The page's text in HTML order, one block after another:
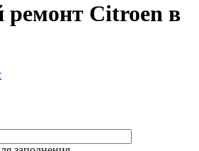
ремонт Citroen в